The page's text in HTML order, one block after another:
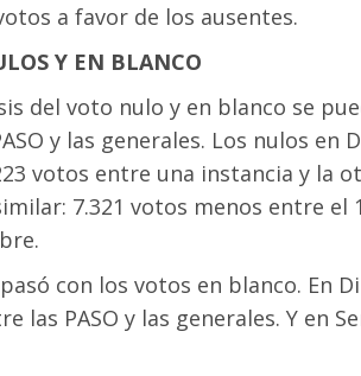
a favor de los ausentes.
Y EN BLANCO
del voto nulo y en blanco se
y las generales. Los nulos en
votos entre una instancia y la
7.321 votos menos entre el
con los votos en blanco. En
las PASO y las generales. Y en